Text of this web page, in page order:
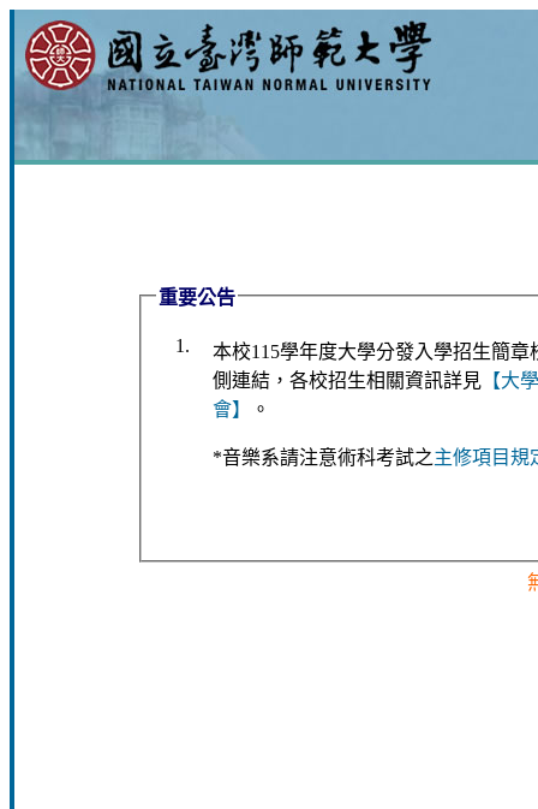
重要公告
1.
本校115學年度大學分發入學招生簡章
側連結，各校招生相關資訊詳見 【大
會】
。
*音樂系請注意術科考試之主修項目規